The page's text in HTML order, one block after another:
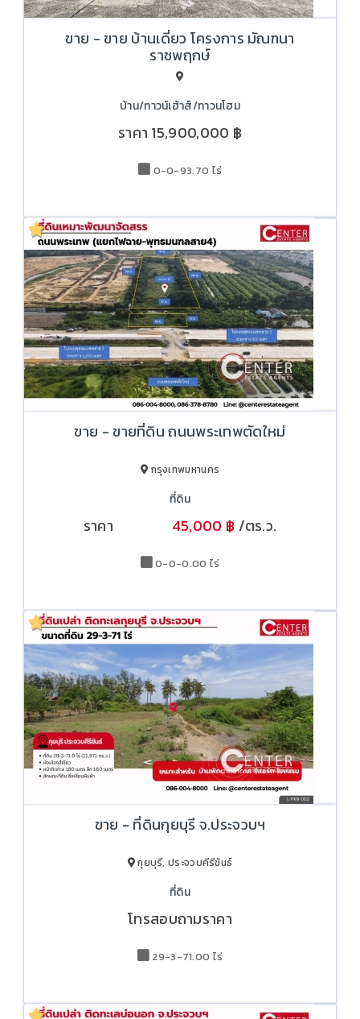
ขาย - ขาย บ้านเดี่ยว โครงการ มัณฑนา
ราชพฤกษ์
บ้าน/ทาวน์เฮ้าส์/ทาวนโฮม
ราคา 15,900,000 ฿
0-0-93.70 ไร่
ขาย - ขายที่ดิน ถนนพระเทพตัดใหม่
กรุงเทพมหานคร
ที่ดิน
ราคา 45,000 ฿ /ตร.ว.
0-0-0.00 ไร่
ขาย - ที่ดินกุยบุรี จ.ประจวบฯ
กุยบุรี, ประจวบคีรีขันธ์
ที่ดิน
โทรสอบถามราคา
29-3-71.00 ไร่